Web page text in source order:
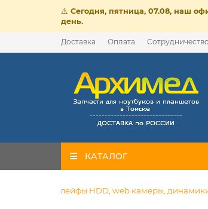
⚠️ Сегодня, пятница, 07.08, наш
день.
Доставка Оплата Сотрудничество
КАТАЛОГ
Шлейфы HDD, web камеры,